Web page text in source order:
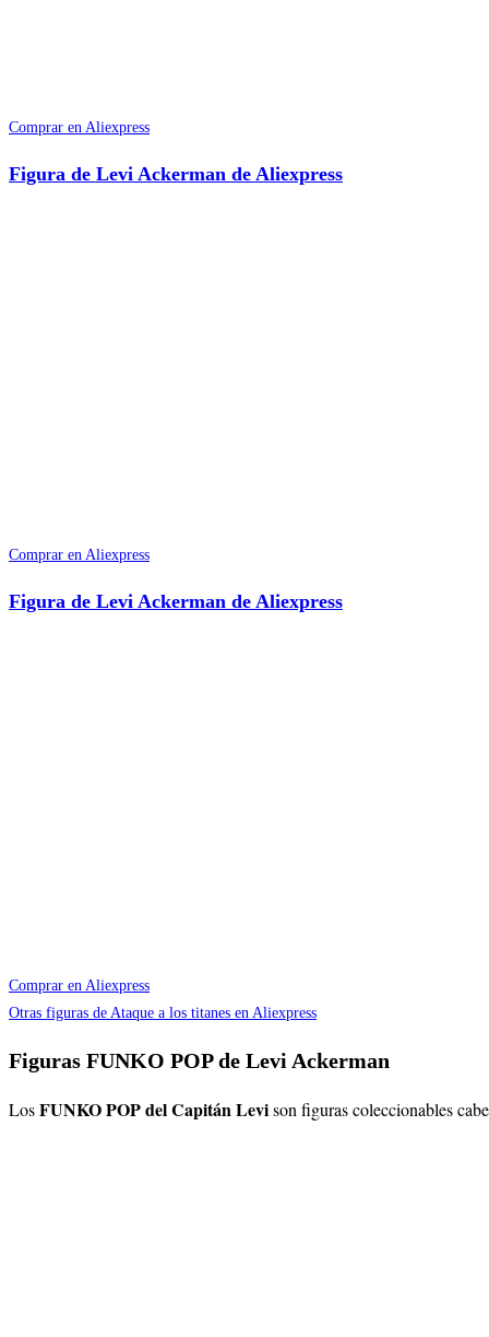
Comprar en Aliexpress
Figura de Levi Ackerman de Aliexpress
Comprar en Aliexpress
Figura de Levi Ackerman de Aliexpress
Comprar en Aliexpress
Otras figuras de Ataque a los titanes en Aliexpress
Figuras FUNKO POP de Levi Ackerman
LosFUNKO POP del Capitán Levison figuras coleccionables